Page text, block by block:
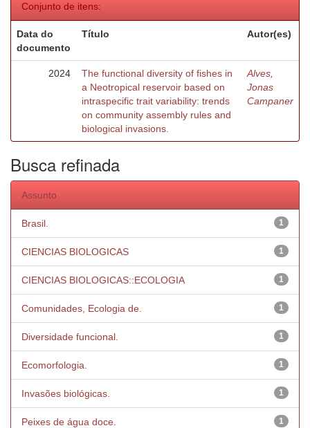
Conjunto de itens:
Data do
documento
Título Autor(es)
2024
The functional diversity of fishes in
a Neotropical reservoir based on
intraspecific trait variability: trends
on community assembly rules and
biological invasions.
Alves,
Jonas
Campaner
Busca refinada
Assunto
1
Brasil.
1
CIENCIAS BIOLOGICAS
1
CIENCIAS BIOLOGICAS::ECOLOGIA
1
Comunidades, Ecologia de.
1
Diversidade funcional.
1
Ecomorfologia.
1
Invasões biológicas.
1
Peixes de água doce.